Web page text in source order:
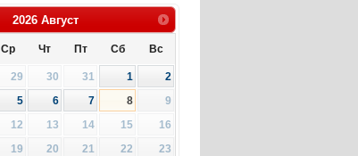
2026 Август
Ср Чт Пт Сб Вс
29 30 31 1
2
5 6 7 8
9
12 13 14 15
16
19 20 21 22
23